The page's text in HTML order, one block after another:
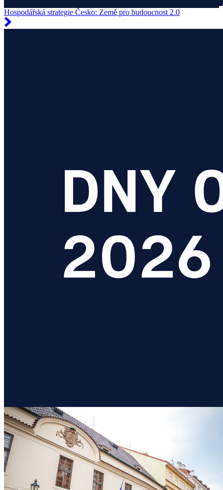
Hospodářská strategie Česko: Země pro budoucnost 2.0